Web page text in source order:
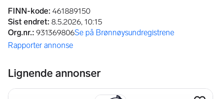
Annonseinformasjon
FINN-kode: 461889150
Sist endret: 8.5.2026, 10:15
Org.nr.: 931369806Se på Brønnøysundregistrene
(åpnes i ny fane)
Rapporter annonse